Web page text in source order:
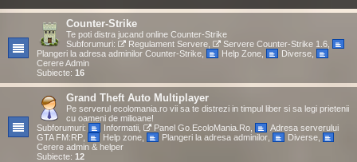
Counter-Strike
Te poti distra jucand online Counter-Strike
Subforumuri:
Regulament Servere, Servere Counter-Strike 1.6,
Plangeri la adresa adminilor Counter-Strike
Help Zone, Diverse,
Cerere Admin
Subiecte: 16
Grand Theft Auto Multiplayer
Pe serverul ecolomania.ro vii sa te distrezi in timpul liber si sa legi prietenii
cu oameni de milioane!
Subforumuri:
Informatii, Panel Go.EcoloMania.Ro,
Adresa serverului
GTA FM:RP
Help zone, Plangeri la adresa adminilor, Diverse,
Cerere admin & helper
Subiecte: 12